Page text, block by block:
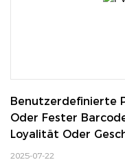
Benutzerdefinierte
Oder Fester
Loyalität Oder
2025-07-22